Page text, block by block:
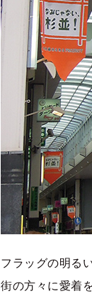
フラッグの明る
街の方々に愛着